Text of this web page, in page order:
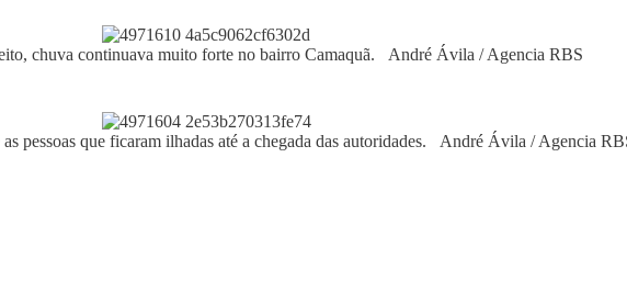
chuva continuava muito forte no bairro Camaquã. André Ávila / Agencia RBS
as pessoas que ficaram ilhadas até a chegada das autoridades. André Ávila / Agencia